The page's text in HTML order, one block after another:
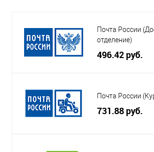
Почта России
отделение)
496.42 руб.
Почта России
731.88 руб.